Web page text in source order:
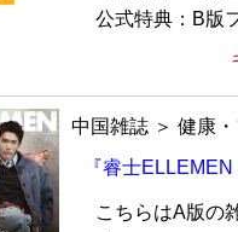
公式特典：B版
中国雑誌 ＞ 健康
『睿士
こちらはA版の